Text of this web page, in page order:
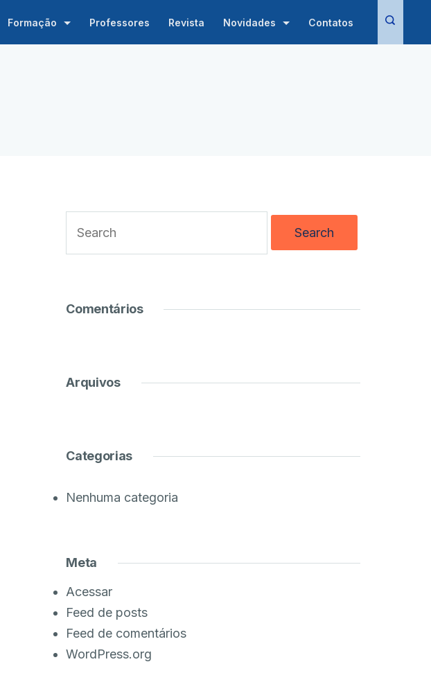
Formação Professores Revista Novidades Contatos
Comentários
Arquivos
Categorias
Nenhuma categoria
Meta
Acessar
Feed de posts
Feed de comentários
WordPress.org